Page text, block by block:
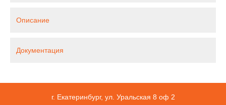
Описание
Документация
г. Екатеринбург, ул. Уральская 8 оф 2